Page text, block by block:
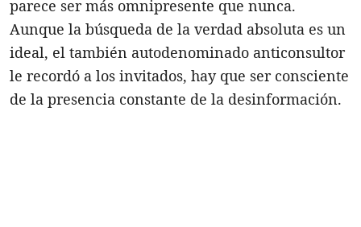
parece ser más omnipresente que nunca.
Aunque la búsqueda de la verdad absoluta es un
ideal, el también autodenominado anticonsultor
le recordó a los invitados, hay que ser consciente
de la presencia constante de la desinformación.